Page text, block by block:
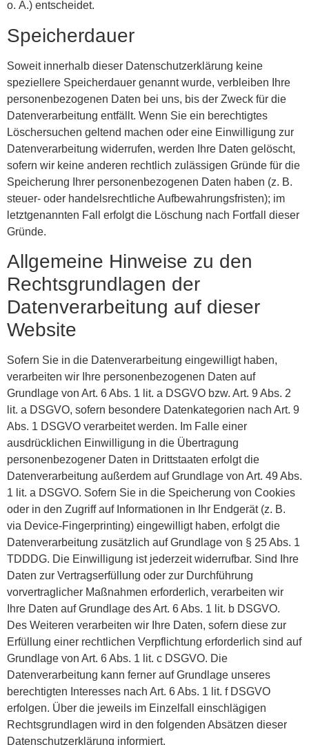
o. Ä.) entscheidet.
Speicherdauer
Soweit innerhalb dieser Datenschutzerklärung keine
speziellere Speicherdauer genannt wurde, verbleiben Ihre
personenbezogenen Daten bei uns, bis der Zweck für die
Datenverarbeitung entfällt. Wenn Sie ein berechtigtes
Löschersuchen geltend machen oder eine Einwilligung zur
Datenverarbeitung widerrufen, werden Ihre Daten gelöscht,
sofern wir keine anderen rechtlich zulässigen Gründe für die
Speicherung Ihrer personenbezogenen Daten haben (z. B.
steuer- oder handelsrechtliche Aufbewahrungsfristen); im
letztgenannten Fall erfolgt die Löschung nach Fortfall dieser
Gründe.
Allgemeine Hinweise zu den
Rechtsgrundlagen der
Datenverarbeitung auf dieser
Website
Sofern Sie in die Datenverarbeitung eingewilligt haben,
verarbeiten wir Ihre personenbezogenen Daten auf
Grundlage von Art. 6 Abs. 1 lit. a DSGVO bzw. Art. 9 Abs. 2
lit. a DSGVO, sofern besondere Datenkategorien nach Art. 9
Abs. 1 DSGVO verarbeitet werden. Im Falle einer
ausdrücklichen Einwilligung in die Übertragung
personenbezogener Daten in Drittstaaten erfolgt die
Datenverarbeitung außerdem auf Grundlage von Art. 49 Abs.
1 lit. a DSGVO. Sofern Sie in die Speicherung von Cookies
oder in den Zugriff auf Informationen in Ihr Endgerät (z. B.
via Device-Fingerprinting) eingewilligt haben, erfolgt die
Datenverarbeitung zusätzlich auf Grundlage von § 25 Abs. 1
TDDDG. Die Einwilligung ist jederzeit widerrufbar. Sind Ihre
Daten zur Vertragserfüllung oder zur Durchführung
vorvertraglicher Maßnahmen erforderlich, verarbeiten wir
Ihre Daten auf Grundlage des Art. 6 Abs. 1 lit. b DSGVO.
Des Weiteren verarbeiten wir Ihre Daten, sofern diese zur
Erfüllung einer rechtlichen Verpflichtung erforderlich sind auf
Grundlage von Art. 6 Abs. 1 lit. c DSGVO. Die
Datenverarbeitung kann ferner auf Grundlage unseres
berechtigten Interesses nach Art. 6 Abs. 1 lit. f DSGVO
erfolgen. Über die jeweils im Einzelfall einschlägigen
Rechtsgrundlagen wird in den folgenden Absätzen dieser
Datenschutzerklärung informiert.